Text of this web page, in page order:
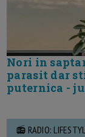
Nori in
parasit dar
puternica -
📻 RADIO: